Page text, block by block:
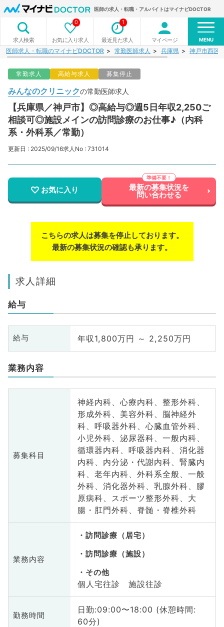
医師の求人・転職・アルバイトはマイナビDOCTOR
求人検索 お気に入り求人
0
最近見た求人
1
マイページ MENU
医師求人・転職のマイナビDOCTOR 常勤医師求人 兵庫県 神戸市西区
常勤求人 高給与求人 募集停止
みんなのクリニックの常勤医師求人
【兵庫県／神戸市】◎高給与◎週5日年収2,250ご
相談可◎施設メインの訪問診療のお仕事♪（内科
系・外科系／常勤）
更新日 : 2025/09/16求人No : 731014
お気に入り 最新の募集状況を
問い合わせる
こちらの求人は募集を停止しております。
最新の募集状況の確認も承ります。
求人詳細
給与
給与 年収1,800万円 ～ 2,250万円
業務内容
募集科目
神経内科、心療内科、整形外科、
形成外科、美容外科、脳神経外
科、呼吸器外科、心臓血管外科、
小児外科、泌尿器科、一般内科、
循環器内科、呼吸器内科、消化器
内科、内分泌・代謝内科、腎臓内
科、老年内科、外科系全般、一般
外科、消化器外科、乳腺外科、膠
原病科、スポーツ整形外科、大
腸・肛門外科、脊髄・脊椎外科
業務内容
訪問診療（居宅）
訪問診療（施設）
その他
個人宅往診 施設往診
勤務時間
日勤:09:00〜18:00 (休憩時間:
60分)